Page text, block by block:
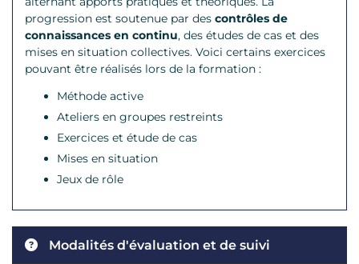
progression est soutenue par des contrôles de
connaissances en continu, des études de cas et des
mises en situation collectives. Voici certains exercices
pouvant être réalisés lors de la formation :
Méthode active
Ateliers en groupes restreints
Exercices et étude de cas
Mises en situation
Jeux de rôle
Modalités d'évaluation et de suivi